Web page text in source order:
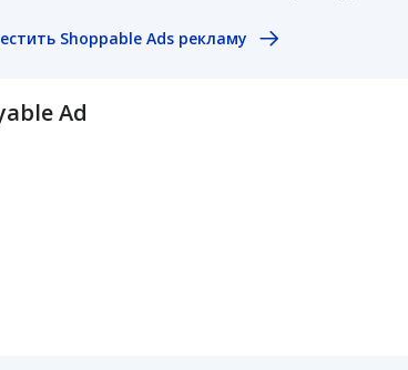
Shoppable Ads рекламу
Ad